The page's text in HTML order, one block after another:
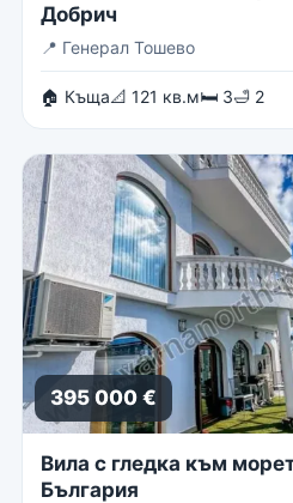
Добрич
📍 Генерал Тошево
🏠 Къща📐 121 кв.м🛏 3🛁 2
395 000 €
Вила с гледка към
България